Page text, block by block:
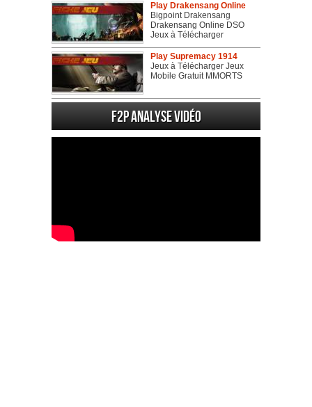
Play Drakensang Online
Bigpoint Drakensang
Drakensang Online DSO
Jeux à Télécharger
Play Supremacy 1914
Jeux à Télécharger Jeux
Mobile Gratuit MMORTS
F2P Analyse vidéo